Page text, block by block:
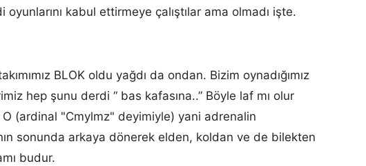
oyunlarını kabul ettirmeye çalıştılar ama olmadı işte.
BLOK oldu yağdı da ondan. Bizim oynadığımız
hep şunu derdi “ bas kafasına..” Böyle laf mı olur
(ardinal "Cmylmz" deyimiyle) yani adrenalin
sonunda arkaya dönerek elden, koldan ve de bilekten
budur.